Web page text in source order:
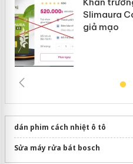
Khẩn
Slimaura
giả mạo
dán phim cách nhiệt ô tô
Sửa máy rửa bát bosch